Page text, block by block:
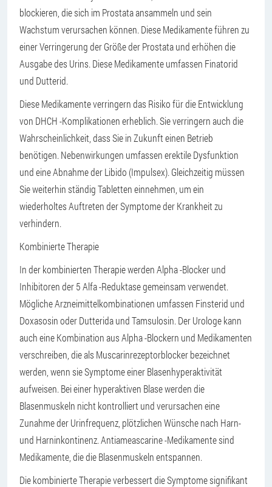
blockieren, die sich im Prostata ansammeln und sein
Wachstum verursachen können. Diese Medikamente führen zu
einer Verringerung der Größe der Prostata und erhöhen die
Ausgabe des Urins. Diese Medikamente umfassen Finatorid
und Dutterid.
Diese Medikamente verringern das Risiko für die Entwicklung
von DHCH -Komplikationen erheblich. Sie verringern auch die
Wahrscheinlichkeit, dass Sie in Zukunft einen Betrieb
benötigen. Nebenwirkungen umfassen erektile Dysfunktion
und eine Abnahme der Libido (Impulsex). Gleichzeitig müssen
Sie weiterhin ständig Tabletten einnehmen, um ein
wiederholtes Auftreten der Symptome der Krankheit zu
verhindern.
Kombinierte Therapie
In der kombinierten Therapie werden Alpha -Blocker und
Inhibitoren der 5 Alfa -Reduktase gemeinsam verwendet.
Mögliche Arzneimittelkombinationen umfassen Finsterid und
Doxasosin oder Dutterida und Tamsulosin. Der Urologe kann
auch eine Kombination aus Alpha -Blockern und Medikamenten
verschreiben, die als Muscarinrezeptorblocker bezeichnet
werden, wenn sie Symptome einer Blasenhyperaktivität
aufweisen. Bei einer hyperaktiven Blase werden die
Blasenmuskeln nicht kontrolliert und verursachen eine
Zunahme der Urinfrequenz, plötzlichen Wünsche nach Harn-
und Harninkontinenz. Antiameascarine -Medikamente sind
Medikamente, die die Blasenmuskeln entspannen.
Die kombinierte Therapie verbessert die Symptome signifikant